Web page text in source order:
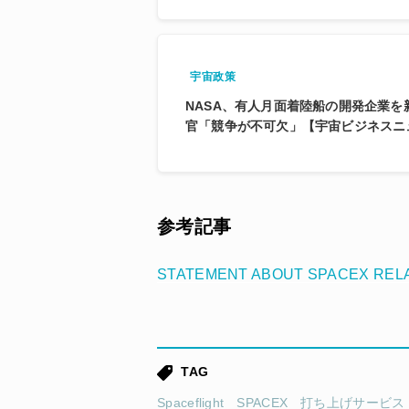
宇宙政策
NASA、有人月面着陸船の開発企業を
官「競争が不可欠」【宇宙ビジネス
参考記事
STATEMENT ABOUT SPACEX
TAG
Spaceflight SPACEX 打ち上げサービス